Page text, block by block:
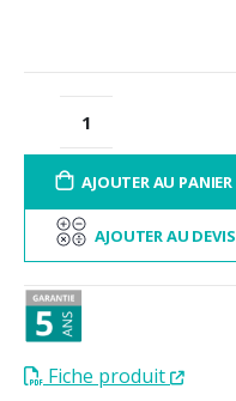
AJOUTER AU PANIER
AJOUTER AU DEVIS
Fiche produit